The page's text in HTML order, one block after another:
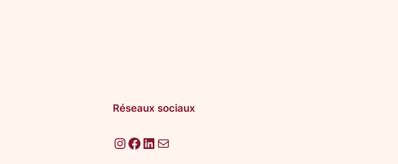
Réseaux sociaux
InstagramFacebook LinkedIn E-mail